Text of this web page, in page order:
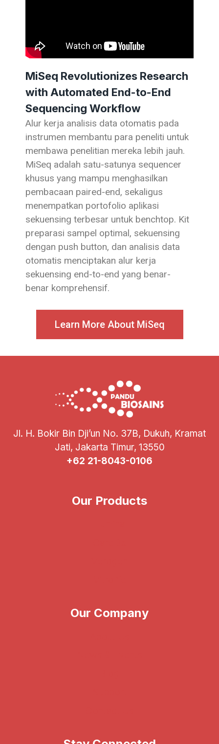
MiSeq Revolutionizes Research
with Automated End-to-End
Sequencing Workflow
Alur kerja analisis data otomatis pada
instrumen membantu para peneliti untuk
membawa penelitian mereka lebih jauh.
MiSeq adalah satu-satunya sequencer
khusus yang mampu menghasilkan
pembacaan paired-end, sekaligus
menempatkan portofolio aplikasi
sekuensing terbesar untuk benchtop. Kit
preparasi sampel optimal, sekuensing
dengan push button, dan analisis data
otomatis menciptakan alur kerja
sekuensing end-to-end yang benar-
benar komprehensif.
Learn More About MiSeq
Jl. H. Bokir Bin Dji’un No. 37B, Dukuh, Kramat
Jati, Jakarta Timur, 13550
+62 21-8043-0106
Our Products
Our Company